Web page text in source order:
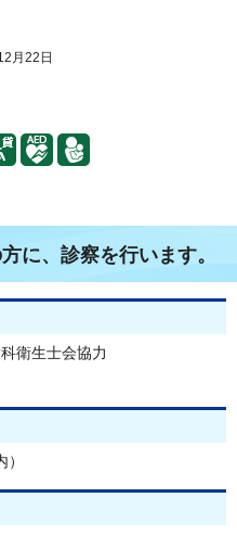
月22日
に、診察を行います。
衛生士会協力